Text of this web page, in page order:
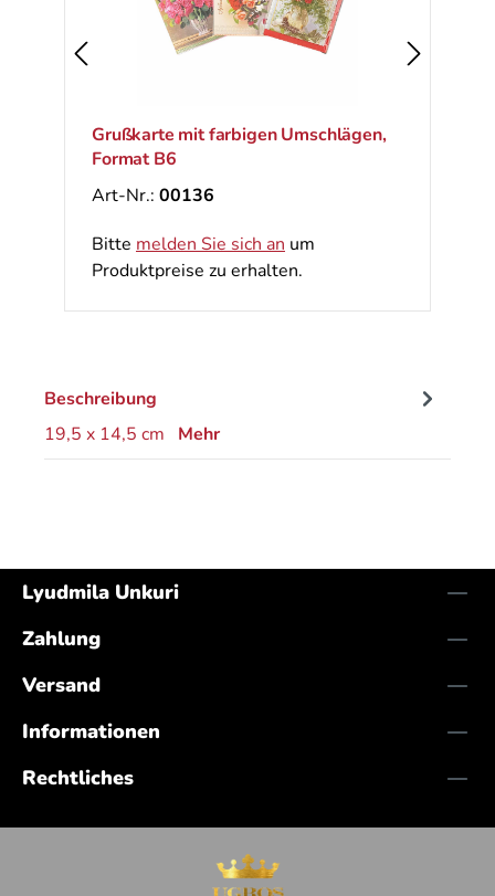
Grußkarte mit farbigen Umschlägen,
Format B6
Art-Nr.: 00136
Bitte melden Sie sich an um
Produktpreise zu erhalten.
Beschreibung
19,5 x 14,5 cm Mehr
Lyudmila Unkuri
Zahlung
Versand
Informationen
Rechtliches